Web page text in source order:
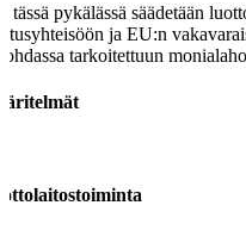
tässä pykälässä säädetään
ja EU:n
tarkoitettuun